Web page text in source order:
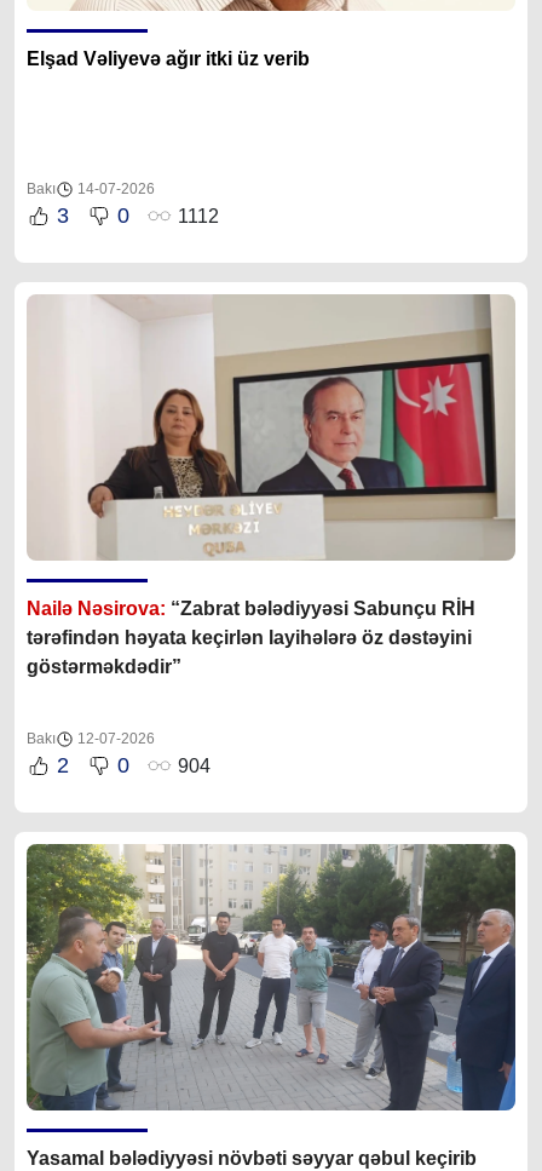
Elşad Vəliyevə ağır itki üz verib
Bakı 14-07-2026
3 0 1112
Nailə Nəsirova: “Zabrat bələdiyyəsi Sabunçu RİH
tərəfindən həyata keçirlən layihələrə öz dəstəyini
göstərməkdədir”
Bakı 12-07-2026
2 0 904
Yasamal bələdiyyəsi növbəti səyyar qəbul keçirib